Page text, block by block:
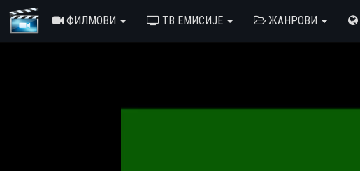
ФИЛМОВИ ТВ ЕМИСИЈЕ ЖАНРОВИ